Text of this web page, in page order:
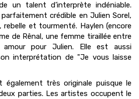
un talent d’interprète indéniable.
crédible en Julien Sorel,
rebelle et tourmenté. Haylen (encore
de Rênal, une femme tiraillée entre
pour Julien. Elle est aussi
interprétation de "Je vous laisse
également très originale puisque le
parties. Les artistes occupent le